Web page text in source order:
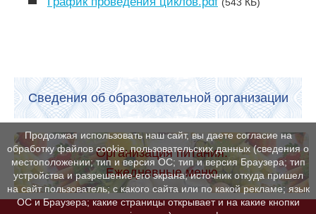
Сведения об образовательной организации
Организация питания.
Ежедневные меню
Продолжая использовать наш сайт, вы даете согласие на
обработку файлов cookie, пользовательских данных (сведения о
местоположении; тип и версия ОС; тип и версия Браузера; тип
устройства и разрешение его экрана; источник откуда пришел
на сайт пользователь; с какого сайта или по какой рекламе; язык
ОС и Браузера; какие страницы открывает и на какие кнопки